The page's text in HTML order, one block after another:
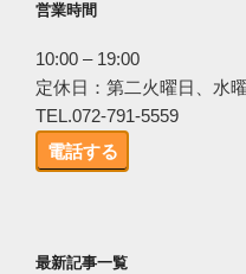
営業時間
10:00 – 19:00
定休日：第二火曜日、水
TEL.072-791-5559
電話する
最新記事一覧